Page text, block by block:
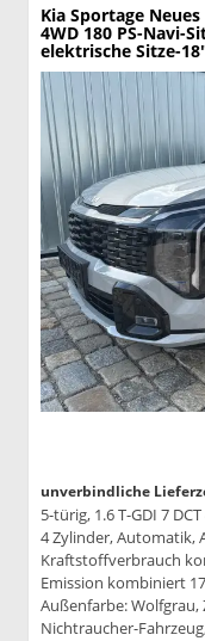
Kia Sportage Neues
4WD 180 PS-Navi-
elektrische Sitze-
unverbindliche
5-türig, 1.6 T-GDI 7
4 Zylinder, Automatik,
Kraftstoffverbrauch
Emission kombiniert
Außenfarbe: Wolfgrau,
Nichtraucher-